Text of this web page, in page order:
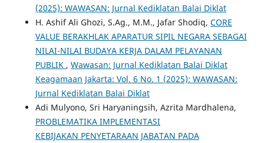
(2025): WAWASAN: Jurnal Kediklatan Balai Diklat
H. Ashif Ali Ghozi, S.Ag., M.M., Jafar Shodiq, CORE
VALUE BERAKHLAK APARATUR SIPIL NEGARA SEBAGAI
NILAI-NILAI BUDAYA KERJA DALAM PELAYANAN
PUBLIK , Wawasan: Jurnal Kediklatan Balai Diklat
Keagamaan Jakarta: Vol. 6 No. 1 (2025): WAWASAN:
Jurnal Kediklatan Balai Diklat
Adi Mulyono, Sri Haryaningsih, Azrita Mardhalena,
PROBLEMATIKA IMPLEMENTASI
KEBIJAKAN PENYETARAAN JABATAN PADA